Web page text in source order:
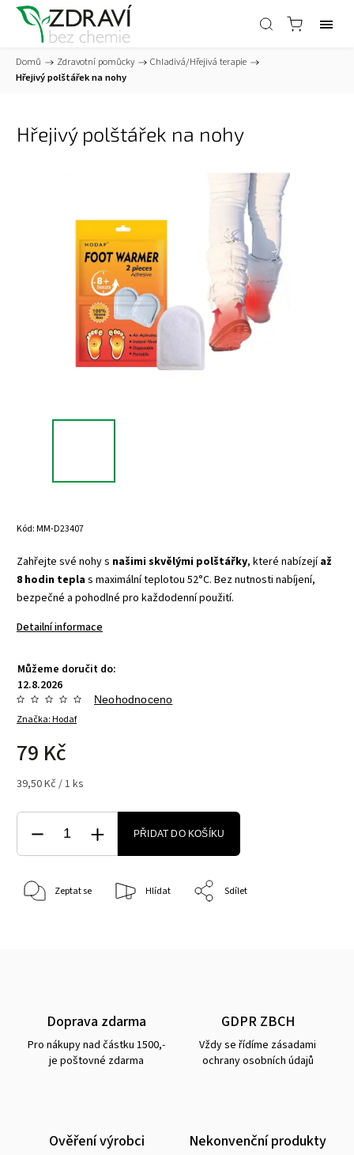
Domů / Zdravotní pomůcky / Chladivá/Hřejivá terapie /
Hřejivý polštářek na nohy
Hřejivý polštářek na nohy
Kód:MM-D23407
Zahřejte své nohy s našimi skvělými polštářky, které nabízejíaž
8 hodin teplas maximální teplotou 52°C. Bez nutnosti nabíjení,
bezpečné a pohodlné pro každodenní použití.
Detailní informace
Můžeme doručit do:
12.8.2026
Značka:Hodaf
Neohodnoceno
79 Kč
39,50 Kč / 1 ks
PŘIDAT DO KOŠÍKU
Zeptat se Hlídat Sdílet
Doprava zdarma
Pro nákupy nad částku 1500,-
je poštovné zdarma
GDPR ZBCH
Vždy se řídíme zásadami
ochrany osobních údajů
Ověření výrobci Nekonvenční produkty